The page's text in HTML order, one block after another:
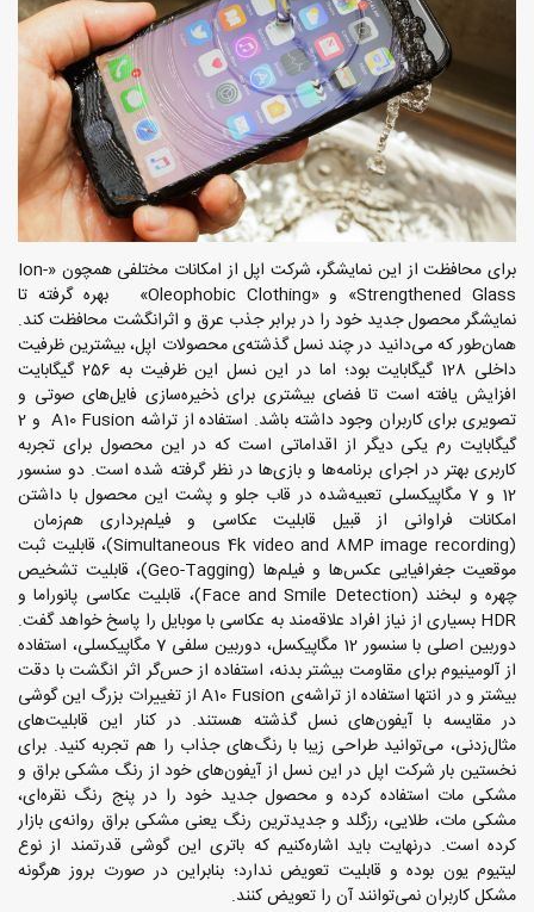
برای محافظت از این نمایشگر، شرکت اپل از امکانات مختلفی همچون «Ion-
Strengthened Glass» و «Oleophobic Clothing» بهره گرفته تا
نمایشگر محصول جدید خود را در برابر جذب عرق و اثرانگشت محافظت کند.
همان‌طور که می‌دانید در چند نسل گذشته‌ی محصولات اپل، بیشترین ظرفیت
داخلی 128 گیگابایت بود؛ اما در این نسل این ظرفیت به 256 گیگابایت
افزایش یافته است تا فضای بیشتری برای ذخیره‌سازی فایل‌های صوتی و
تصویری برای کاربران وجود داشته باشد. استفاده از تراشه A10 Fusion ‌‌و 2
گیگابایت رم یکی دیگر از اقداماتی است که در این محصول برای تجربه
کاربری بهتر در اجرای برنامه‌ها و بازی‌ها در نظر گرفته شده است. دو سنسور
12 و 7 مگاپیکسلی تعبیه‌شده در قاب جلو و پشت این محصول با داشتن
امکانات فراوانی از قبیل قابلیت عکاسی و فیلم‌برداری هم‌زمان
(Simultaneous 4k video and 8MP image recording)، قابلیت ثبت
موقعیت جغرافیایی عکس‌ها و فیلم‌ها (Geo-Tagging)، قابلیت تشخیص
چهره و لبخند (Face and Smile Detection)، قابلیت عکاسی پانوراما و
HDR بسیاری از نیاز افراد علاقه‌مند به عکاسی با موبایل را پاسخ خواهد گفت.
دوربین اصلی با سنسور 12 مگاپیکسل، دوربین سلفی 7 مگاپیکسلی، استفاده
از آلومینیوم برای مقاومت بیشتر بدنه، استفاده از حس‌گر اثر انگشت با دقت
بیشتر و در انتها استفاده از تراشه‌ی A10 Fusion از تغییرات بزرگ این گوشی
در مقایسه با آیفون‌های نسل گذشته هستند. در کنار این قابلیت‌های
مثال‌زدنی، می‌توانید طراحی‌ زیبا با رنگ‌های جذاب را هم تجربه کنید. برای
نخستین بار شرکت اپل در این نسل از آیفون‌های خود از رنگ مشکی براق و
مشکی مات استفاده کرده و محصول جدید خود را در پنج رنگ نقره‌ای،
مشکی مات، طلایی، رزگلد و جدیدترین رنگ یعنی مشکی براق روانه‌ی بازار
کرده است. درنهایت باید اشاره‌کنیم که باتری این گوشی قدرتمند از نوع
لیتیوم یون بوده و قابلیت تعویض ندارد؛ بنابراین در صورت بروز هرگونه
مشکل کاربران نمی‌توانند آن را تعویض کنند.